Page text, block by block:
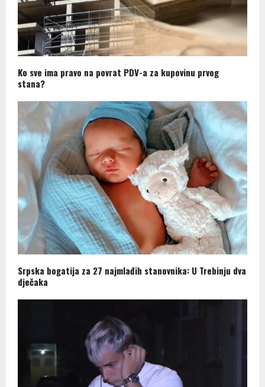
Ko sve ima pravo na povrat PDV-a za kupovinu prvog
stana?
Srpska bogatija za 27 najmlađih stanovnika: U Trebinju dva
dječaka